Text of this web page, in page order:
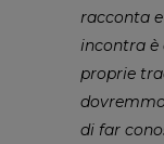
racconta
incontra è
proprie
di far